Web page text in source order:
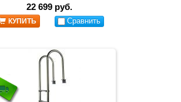
22 699 руб.
КУПИТЬ Сравнить